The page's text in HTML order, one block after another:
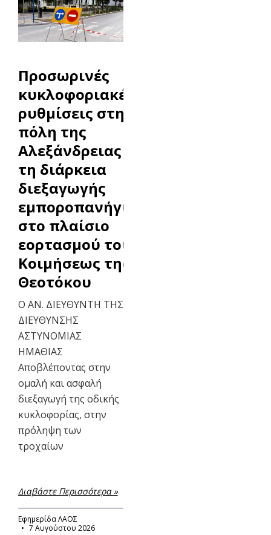
Προσωρινές
κυκλοφοριακές
ρυθμίσεις στην
πόλη της
Αλεξάνδρειας κατά
τη διάρκεια
διεξαγωγής
εμποροπανήγυρης,
στο πλαίσιο
εορτασμού του Ι.Ν.
Κοιμήσεως της
Θεοτόκου
Ο ΑΝ. ΔΙΕΥΘΥΝΤΗ ΤΗΣ
ΔΙΕΥΘΥΝΣΗΣ
ΑΣΤΥΝΟΜΙΑΣ
ΗΜΑΘΙΑΣ
Αποβλέποντας στην
ομαλή και ασφαλή
διεξαγωγή της οδικής
κυκλοφορίας, στην
πρόληψη των
τροχαίων
Διαβάστε Περισσότερα »
Εφημερίδα ΛΑΟΣ
7 Αυγούστου 2026